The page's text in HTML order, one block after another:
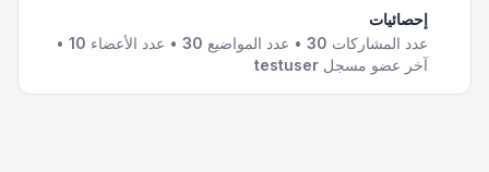
إحصائيات
عدد المشاركات 30• عدد المواضيع 30• عدد الأعضاء 10
•
آخر عضو مسجل testuser